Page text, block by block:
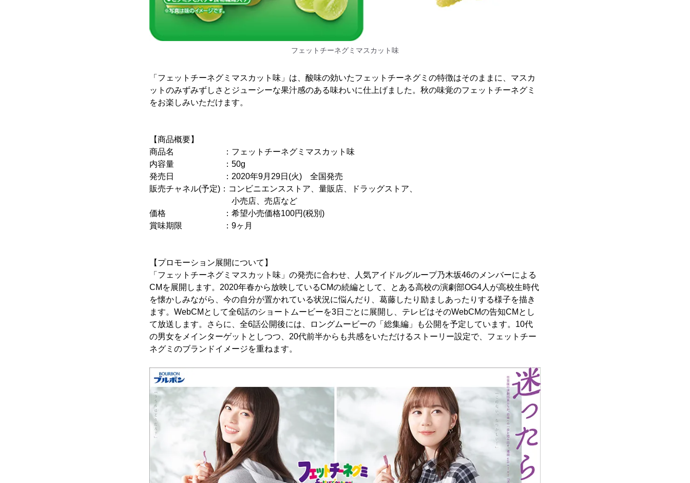
フェットチーネグミマスカット味
「フェットチーネグミマスカット味」は、酸味の効いたフェットチーネグミの特徴はそのままに、マスカ
ットのみずみずしさとジューシーな果汁感のある味わいに仕上げました。秋の味覚のフェットチーネグミ
をお楽しみいただけます。
【商品概要】
商品名 ：フェットチーネグミマスカット味
内容量 ：50g
発売日 ：2020年9月29日(火) 全国発売
販売チャネル(予定)：コンビニエンスストア、量販店、ドラッグストア、
小売店、売店など
価格 ：希望小売価格100円(税別)
賞味期限 ：9ヶ月
【プロモーション展開について】
「フェットチーネグミマスカット味」の発売に合わせ、人気アイドルグループ乃木坂46のメンバーによる
CMを展開します。2020年春から放映しているCMの続編として、とある高校の演劇部OG4人が高校生時代
を懐かしみながら、今の自分が置かれている状況に悩んだり、葛藤したり励ましあったりする様子を描き
ます。WebCMとして全6話のショートムービーを3日ごとに展開し、テレビはそのWebCMの告知CMとし
て放送します。さらに、全6話公開後には、ロングムービーの「総集編」も公開を予定しています。10代
の男女をメインターゲットとしつつ、20代前半からも共感をいただけるストーリー設定で、フェットチー
ネグミのブランドイメージを重ねます。